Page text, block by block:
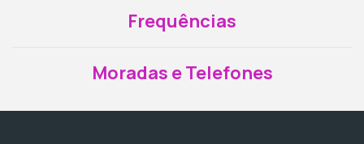
Frequências
Moradas e Telefones